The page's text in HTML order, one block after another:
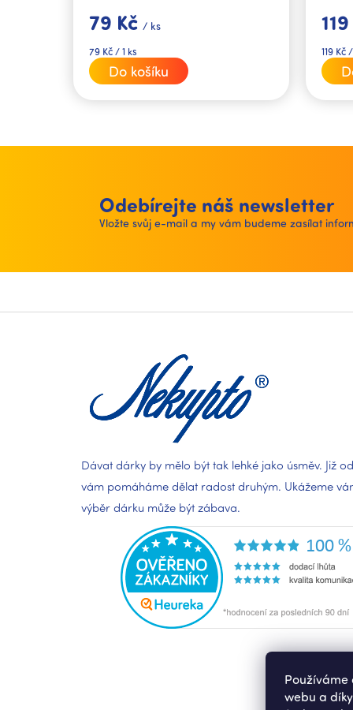
Používáme
webu a
79 Kč / ks
Měrná
cena:
79 Kč / 1 ks
Do košíku
Měrná
cena:
119 Kč
Odebírejte náš newsletter
Vložte svůj e-mail a my vám budeme zasílat
p
Dávat dárky by mělo být tak lehké jako úsměv. Již
vám pomáháme dělat radost druhým. Ukážeme
výběr dárku může být zábava.